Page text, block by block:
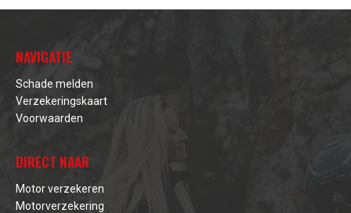
NAVIGATIE
Schade melden
Verzekeringskaart
Voorwaarden
DIRECT NAAR
Motor verzekeren
Motorverzekering